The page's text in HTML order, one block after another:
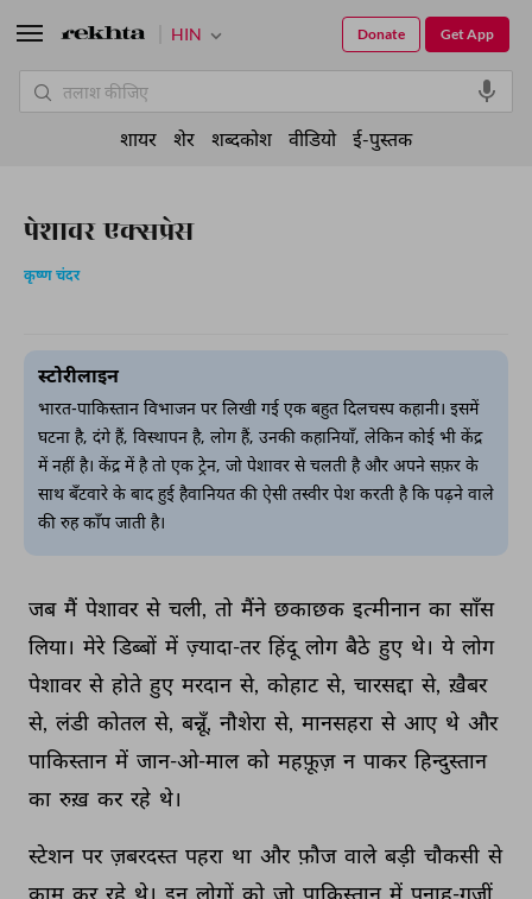
पेशावर एक्सप्रेस
कृष्ण चंदर
स्टोरीलाइन
भारत-पाकिस्तान विभाजन पर लिखी गई एक बहुत दिलचस्प कहानी। इसमें
घटना है, दंगे हैं, विस्थापन है, लोग हैं, उनकी कहानियाँ, लेकिन कोई भी केंद्र
में नहीं है। केंद्र में है तो एक ट्रेन, जो पेशावर से चलती है और अपने सफ़र के
साथ बँटवारे के बाद हुई हैवानियत की ऐसी तस्वीर पेश करती है कि पढ़ने वाले
की रुह काँप जाती है।
जब मैं पेशावर से चली, तो मैंने छकाछक इत्मीनान का साँस
लिया। मेरे डिब्बों में ज़्यादा-तर हिंदू लोग बैठे हुए थे। ये लोग
पेशावर से होते हुए मरदान से, कोहाट से, चारसद्दा से, ख़ैबर
से, लंडी कोतल से, बन्नूँ, नौशेरा से, मानसहरा से आए थे और
पाकिस्तान में जान-ओ-माल को महफ़ूज़ न पाकर हिन्दुस्तान
का रुख़ कर रहे थे।
स्टेशन पर ज़बरदस्त पहरा था और फ़ौज वाले बड़ी चौकसी से
काम कर रहे थे। इन लोगों को जो पाकिस्तान में पनाह-गुज़ीं
HIN Get App
Donate
शायर शेर शब्दकोश वीडियो ई-पुस्तक